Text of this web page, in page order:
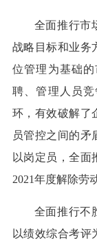
全面推行市
战略目标和业务
位管理为基础
聘、管理人员
环，有效破解了
员管控之间的矛
以岗定员，全面
2021年度解除劳
全面推行不
以绩效综合考评